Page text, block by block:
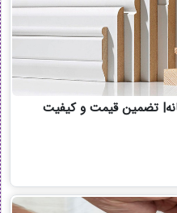
تضمین قیمت و کیفیت